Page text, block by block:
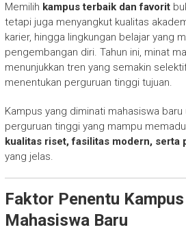
Memilih kampus terbaik dan favorit
tetapi juga menyangkut kualitas
karier, hingga lingkungan belajar yang
pengembangan diri. Tahun ini, minat
menunjukkan tren yang semakin
menentukan perguruan tinggi tujuan.
Kampus yang diminati mahasiswa baru
perguruan tinggi yang mampu
kualitas riset, fasilitas modern, serta
yang jelas.
Faktor Penentu
Mahasiswa Baru